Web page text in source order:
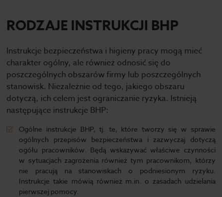
RODZAJE INSTRUKCJI BHP
Instrukcje bezpieczeństwa i higieny pracy mogą mieć
charakter ogólny, ale również odnosić się do
poszczególnych obszarów firmy lub poszczególnych
stanowisk. Niezależnie od tego, jakiego obszaru
dotyczą, ich celem jest ograniczanie ryzyka. Istnieją
następujące instrukcje BHP:
Ogólne instrukcje BHP, tj. te, które tworzy się w sprawie
ogólnych przepisów bezpieczeństwa i zazwyczaj dotyczą
ogółu pracowników. Będą wskazywać właściwe czynności
w sytuacjach zagrożenia również tym pracownikom, którzy
nie pracują na stanowiskach o podniesionym ryzyku.
Instrukcje takie mówią również m.in. o zasadach udzielania
pierwszej pomocy.